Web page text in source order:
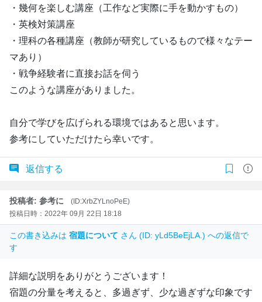
・幾何を楽しむ講座（工作など実際に手を動かすもの）
・英検対策講座
・理科の各種講座（教師が研究しているもので様々なテー
マあり）
・戦争経験者に直接お話を伺う
このような講座がありました。
自分で学びを広げられる環境ではあると思います。
参考にしていただけたら幸いです。
返信する
投稿者: 参考に
(ID:XrbZYLnoPeE)
投稿日時：2022年 09月 22日 18:18
この書き込みは 宿題について さん (ID: yLd5BeEjLA.) への返信で
す
詳細な説明をありがとうございます！
宿題の分量を考えると、多過ぎず、少な過ぎずな印象です